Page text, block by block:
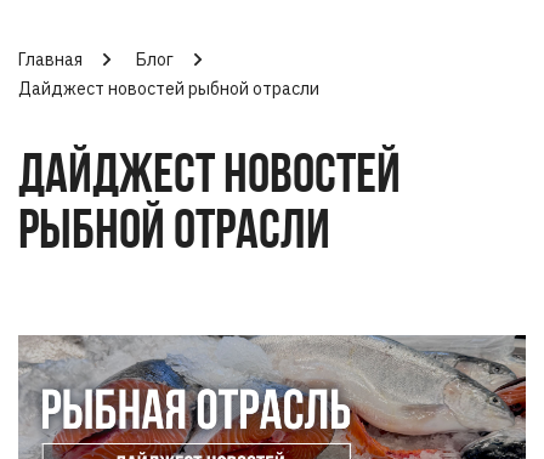
Главная
Блог
Дайджест новостей рыбной отрасли
ДАЙДЖЕСТ НОВОСТЕЙ
РЫБНОЙ ОТРАСЛИ